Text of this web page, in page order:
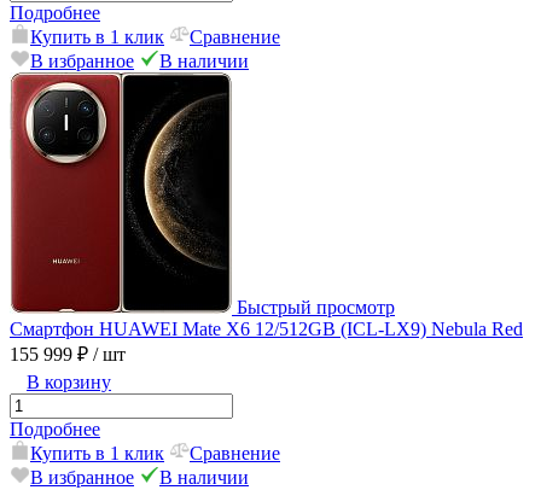
Подробнее
Купить в 1 клик
Сравнение
В избранное
В наличии
Быстрый просмотр
Смартфон HUAWEI Mate X6 12/512GB (ICL-LX9) Nebula Red
155 999 ₽ / шт
В корзину
Подробнее
Купить в 1 клик
Сравнение
В избранное
В наличии